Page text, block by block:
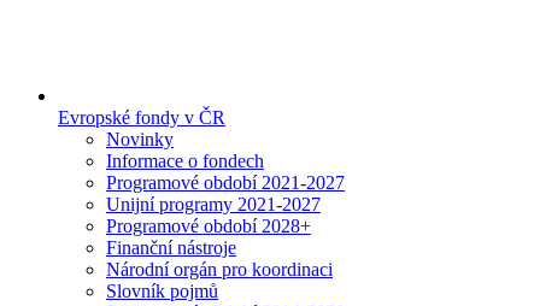
Evropské fondy v ČR
Novinky
Informace o fondech
Programové období 2021-2027
Unijní programy 2021-2027
Programové období 2028+
Finanční nástroje
Národní orgán pro koordinaci
Slovník pojmů